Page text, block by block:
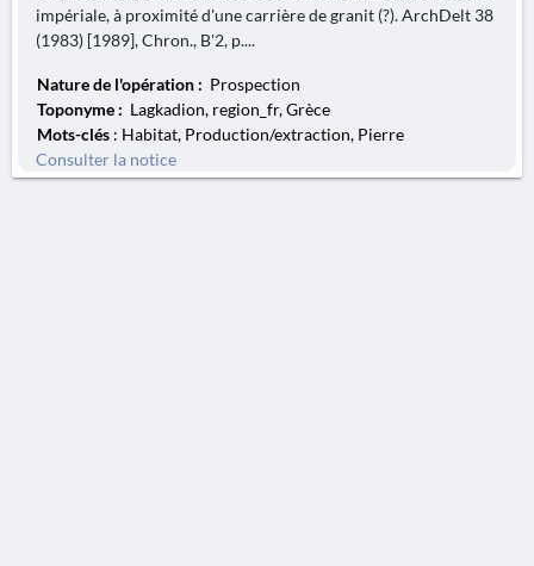
impériale, à proximité d'une carrière de granit (?). ArchDelt 38
(1983) [1989], Chron., B'2, p....
Nature de l'opération : Prospection
Toponyme : Lagkadion, region_fr, Grèce
Mots-clés : Habitat, Production/extraction, Pierre
Consulter la notice